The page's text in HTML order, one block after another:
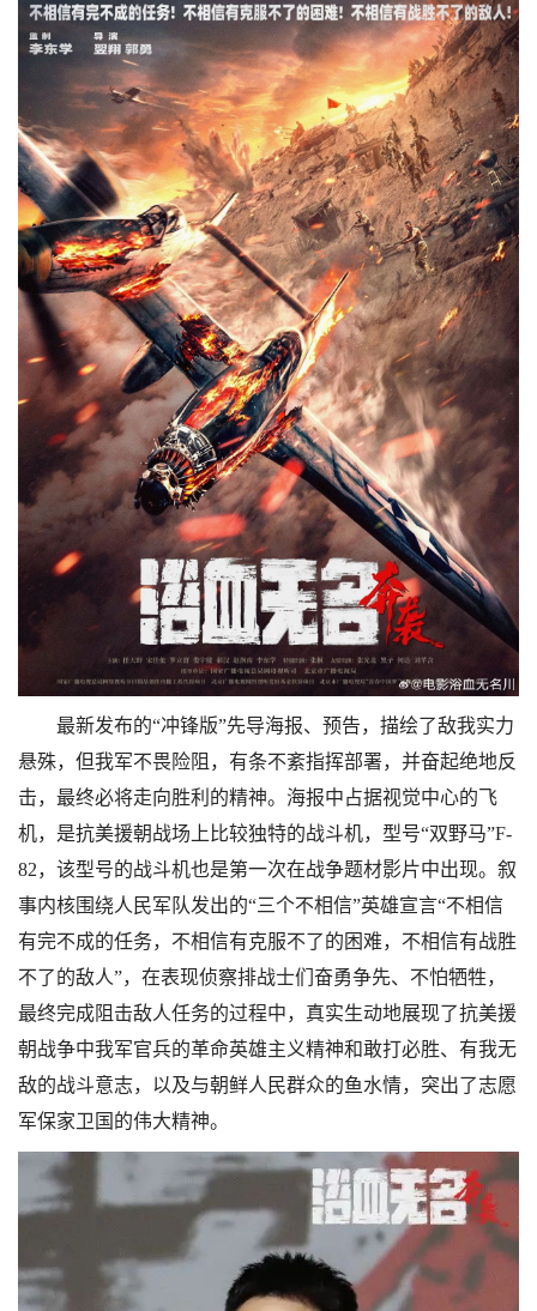
最新发布的“冲锋版”先导海报、预告，描绘了敌我实力
悬殊，但我军不畏险阻，有条不紊指挥部署，并奋起绝地反
击，最终必将走向胜利的精神。海报中占据视觉中心的飞
机，是抗美援朝战场上比较独特的战斗机，型号“双野马”F-
82，该型号的战斗机也是第一次在战争题材影片中出现。叙
事内核围绕人民军队发出的“三个不相信”英雄宣言“不相信
有完不成的任务，不相信有克服不了的困难，不相信有战胜
不了的敌人”，在表现侦察排战士们奋勇争先、不怕牺牲，
最终完成阻击敌人任务的过程中，真实生动地展现了抗美援
朝战争中我军官兵的革命英雄主义精神和敢打必胜、有我无
敌的战斗意志，以及与朝鲜人民群众的鱼水情，突出了志愿
军保家卫国的伟大精神。